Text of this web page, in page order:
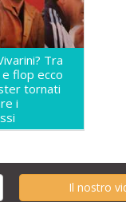
Tra
flop ecco
tornati
i
Il nostro